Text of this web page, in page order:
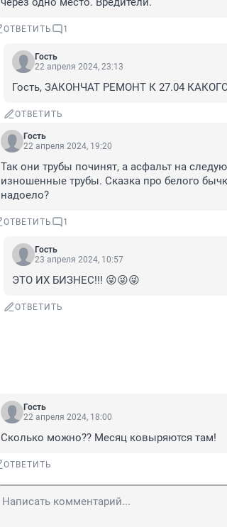
ОТВЕТИТЬ 1
Гость
22 апреля 2024, 23:13
Гость, ЗАКОНЧАТ РЕМОНТ К 27.04
ОТВЕТИТЬ
Гость
22 апреля 2024, 19:20
Так они трубы починят, а асфальт на
изношенные трубы. Сказка про белого
надоело?
ОТВЕТИТЬ 1
Гость
23 апреля 2024, 10:57
ЭТО ИХ БИЗНЕС!!! 😜😜😜
ОТВЕТИТЬ
Гость
22 апреля 2024, 18:00
Сколько можно?? Месяц ковыряются там!
ОТВЕТИТЬ